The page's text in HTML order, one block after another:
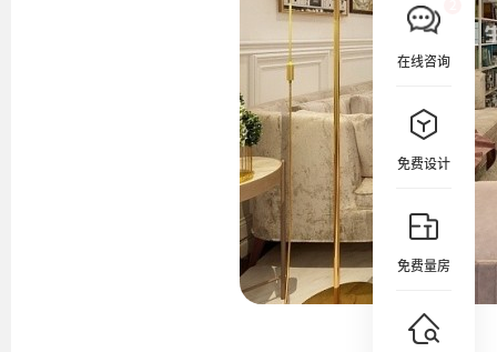
在线咨询
免费设计
免费量房